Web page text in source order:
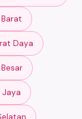
Daya
Jaya